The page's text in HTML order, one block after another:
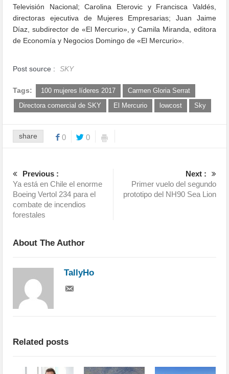
Televisión Nacional; Carolina Eterovic y Francisca Valdés,
directoras ejecutiva de Mujeres Empresarias; Juan Jaime
Díaz, subdirector de «El Mercurio», y Camila Miranda, editora
de Economía y Negocios Domingo de «El Mercurio».
Post source : SKY
Tags: 100 mujeres líderes 2017
Carmen Gloria Serrat
Directora comercial de SKY
El Mercurio lowcost Sky
share 0 0
Previous :
Ya está en Chile el enorme
Boeing Vertol 234 para el
combate de incendios
forestales
Next :
Primer vuelo del segundo
prototipo del NH90 Sea Lion
About The Author
TallyHo
Related posts